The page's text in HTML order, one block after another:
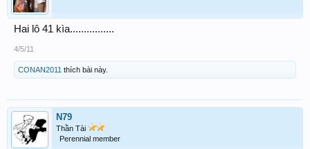
Hai lô 41 kìa................
4/5/11
CONAN2011 thích bài này.
N79
Thần Tài
Perennial member